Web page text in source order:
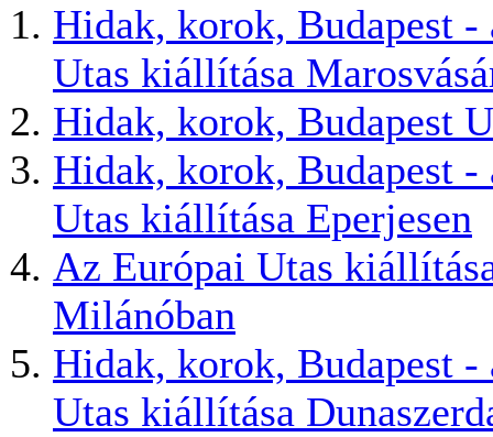
Hidak, korok, Budapest -
Utas kiállítása
Hidak, korok, Budapest
Hidak, korok, Budapest -
Utas kiállítása Eperjesen
Az Európai Utas
Milánóban
Hidak, korok, Budapest -
Utas kiállítása